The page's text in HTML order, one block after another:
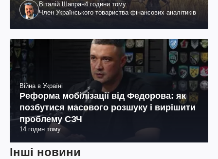
Віталій Шапран4 години тому
Член Українського товариства фінансових аналітиків
Війна в Україні
Реформа мобілізації від Федорова: як
позбутися масового розшуку і вирішити
проблему СЗЧ
14 годин тому
Інші новини